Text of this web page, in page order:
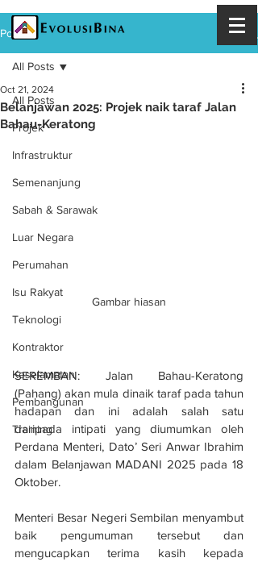
Post
All Posts
Projek
Infrastruktur
Semenanjung
Sabah & Sarawak
Luar Negara
Perumahan
Isu Rakyat
Teknologi
Kontraktor
Keselamatan
Pembangunan
Training
All Posts
Belanjawan 2025: Projek naik taraf Jalan
Bahau-Keratong
Oct 21, 2024
Gambar hiasan
SEREMBAN: Jalan Bahau-Keratong
(Pahang) akan mula dinaik taraf pada tahun
hadapan dan ini adalah salah satu
daripada intipati yang diumumkan oleh
Perdana Menteri, Dato’ Seri Anwar Ibrahim
dalam Belanjawan MADANI 2025 pada 18
Oktober.
Menteri Besar Negeri Sembilan menyambut
baik pengumuman tersebut dan
mengucapkan terima kasih kepada